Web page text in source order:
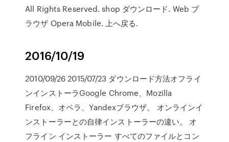
All Rights Reserved. shop ダウンロード. Web ブ
ラウザ Opera Mobile. 上へ戻る.
2016/10/19
2010/09/26 2015/07/23 ダウンロード方法オフライ
ンインストーラGoogle Chrome、Mozilla
Firefox、オペラ、Yandexブラウザ。 オンラインイ
ンストーラーとの自律インストーラーの違い。 オ
フライン インストーラー すべてのファイルとコン